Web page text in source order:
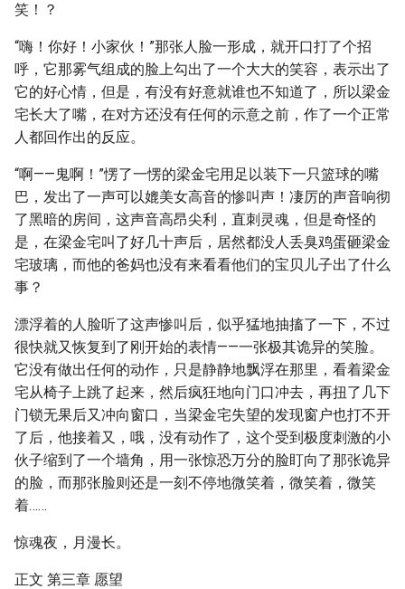
笑！？
“嗨！你好！小家伙！”那张人脸一形成，就开口打了个招
呼，它那雾气组成的脸上勾出了一个大大的笑容，表示出了
它的好心情，但是，有没有好意就谁也不知道了，所以梁金
宅长大了嘴，在对方还没有任何的示意之前，作了一个正常
人都回作出的反应。
“啊——鬼啊！”愣了一愣的梁金宅用足以装下一只篮球的嘴
巴，发出了一声可以媲美女高音的惨叫声！凄厉的声音响彻
了黑暗的房间，这声音高昂尖利，直刺灵魂，但是奇怪的
是，在梁金宅叫了好几十声后，居然都没人丢臭鸡蛋砸梁金
宅玻璃，而他的爸妈也没有来看看他们的宝贝儿子出了什么
事？
漂浮着的人脸听了这声惨叫后，似乎猛地抽搐了一下，不过
很快就又恢复到了刚开始的表情——一张极其诡异的笑脸。
它没有做出任何的动作，只是静静地飘浮在那里，看着梁金
宅从椅子上跳了起来，然后疯狂地向门口冲去，再扭了几下
门锁无果后又冲向窗口，当梁金宅失望的发现窗户也打不开
了后，他接着又，哦，没有动作了，这个受到极度刺激的小
伙子缩到了一个墙角，用一张惊恐万分的脸盯向了那张诡异
的脸，而那张脸则还是一刻不停地微笑着，微笑着，微笑
着……
惊魂夜，月漫长。
正文 第三章 愿望